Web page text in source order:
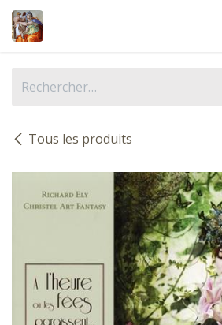
Se rendre au contenu
Tous les produits